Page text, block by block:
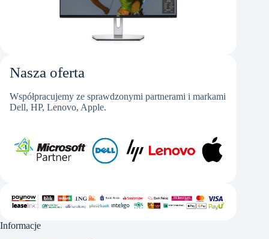
Nasza oferta
Współpracujemy ze sprawdzonymi partnerami i markami
Dell, HP, Lenovo, Apple.
Informacje